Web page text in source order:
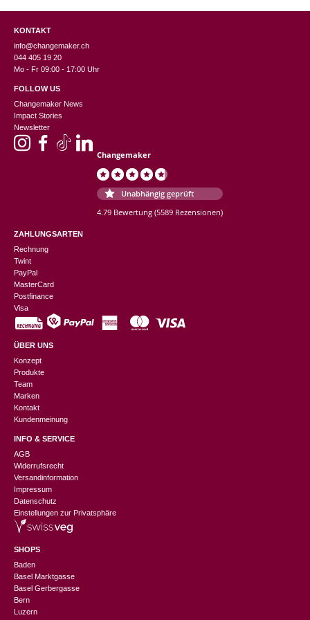
KONTAKT
info@changemaker.ch
044 405 19 20
Mo - Fr 09:00 - 17:00 Uhr
FOLLOW US
Changemaker News
Impact Stories
Newsletter
Changemaker
Unabhängig geprüft
4.79 Bewertung (5589 Rezensionen)
ZAHLUNGSARTEN
Rechnung
Twint
PayPal
MasterCard
Postfinance
Visa
ÜBER UNS
Konzept
Produkte
Team
Marken
Kontakt
Kundenmeinung
INFO & SERVICE
AGB
Widerrufsrecht
Versandinformation
Impressum
Datenschutz
Einstellungen zur Privatsphäre
SHOPS
Baden
Basel Marktgasse
Basel Gerbergasse
Bern
Luzern